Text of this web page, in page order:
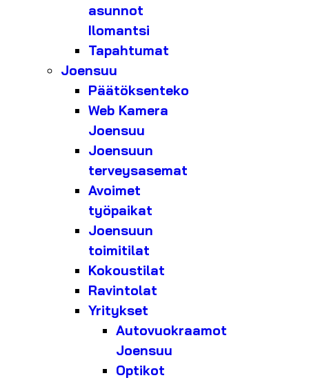
asunnot
Ilomantsi
Tapahtumat
Joensuu
Päätöksenteko
Web Kamera
Joensuu
Joensuun
terveysasemat
Avoimet
työpaikat
Joensuun
toimitilat
Kokoustilat
Ravintolat
Yritykset
Autovuokraamot
Joensuu
Optikot